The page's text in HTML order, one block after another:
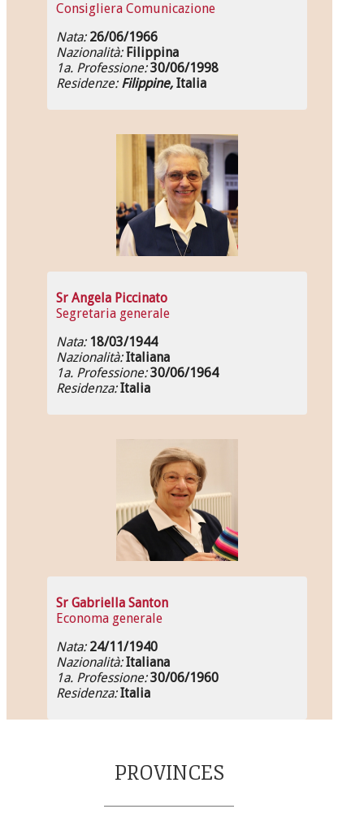
Consigliera Comunicazione
Nata:26/06/1966
Nazionalità: Filippina
1a. Professione:30/06/1998
Residenze: Filippine, Italia
Sr Angela Piccinato
Segretaria generale
Nata:18/03/1944
Nazionalità:Italiana
1a. Professione:30/06/1964
Residenza:Italia
Sr Gabriella Santon
Economa generale
Nata:24/11/1940
Nazionalità:Italiana
1a. Professione:30/06/1960
Residenza:Italia
PROVINCES